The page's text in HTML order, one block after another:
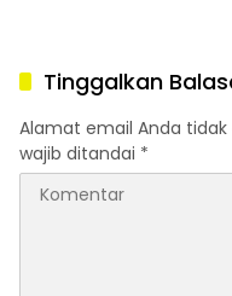
Tinggalkan
Alamat email Anda tidak
wajib ditandai *